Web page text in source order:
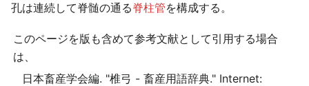
孔は連続して脊髄の通る脊柱管を構成する。
このページを版も含めて参考文献として引用する場合
は、
日本畜産学会編. "椎弓 - 畜産用語辞典." Internet: